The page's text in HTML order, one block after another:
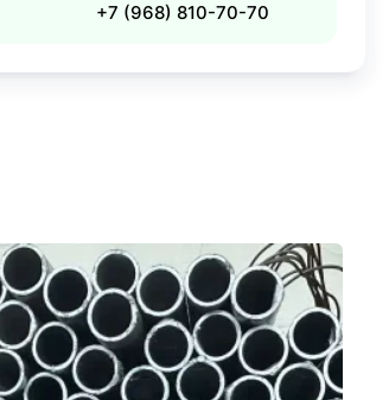
+7 (968) 810-70-70